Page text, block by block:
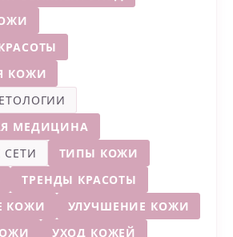
КОЖИ
МЕДИЦИНА
ТИПЫ КОЖИ
ТРЕНДЫ КРАСОТЫ
КОЖИ
УЛУЧШЕНИЕ КОЖИ
УХОД КОЖЕЙ